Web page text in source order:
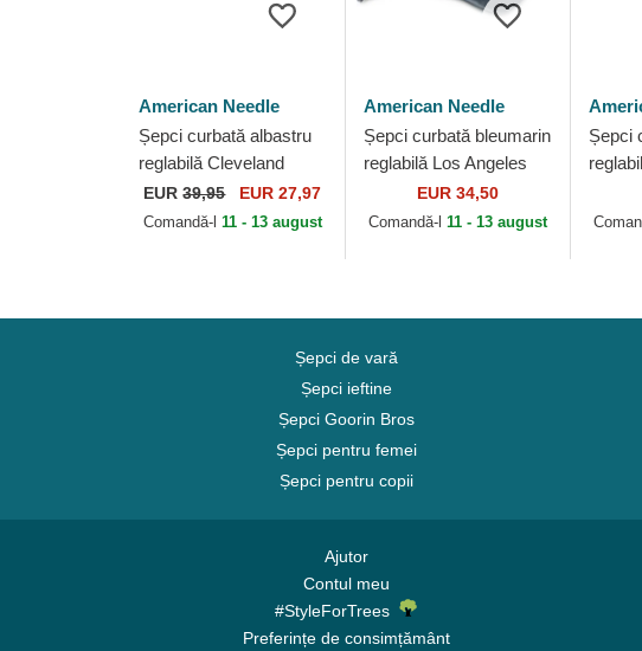
American Needle
Șepci curbată albastru
reglabilă Cleveland
Cubs Archive Legend
de Cleveland Cubs MLB
EUR39,95 EUR 27,97
Comandă-l 11 - 13 august
American Needle
Șepci curbată bleumarin
reglabilă Los Angeles
Angels Archive de Los
Angeles Angels MLB
EUR 34,50
Comandă-l 11 - 13 august
Șepci
Aces
Șepci de vară
Șepci ieftine
Șepci Goorin Bros
Șepci pentru femei
Șepci pentru copii
Ajutor
Contul meu
#StyleForTrees
Preferințe de consimțământ